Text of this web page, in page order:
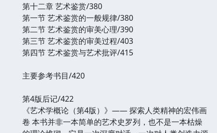
第十二章 艺术鉴赏/380
第一节 艺术鉴赏的一般规律/380
第二节 艺术鉴赏的审美心理/390
第三节 艺术鉴赏的审美过程/403
第四节 艺术鉴赏与艺术批评/415
主要参考书目/420
第4版后记/422
《艺术学概论（第4版）》—— 探索人类精神的宏伟画
卷 本书并非一本简单的艺术史罗列，也不是一本枯燥